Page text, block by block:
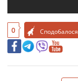
0 Сподобалося